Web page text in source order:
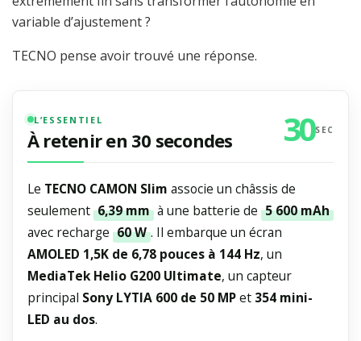
variable d’ajustement ?
TECNO pense avoir trouvé une réponse.
L’ESSENTIEL
À retenir en 30 secondes 30SEC
Le TECNO CAMON Slim associe un châssis de
seulement 6,39 mm à une batterie de 5 600 mAh
avec recharge 60 W . Il embarque un écran
AMOLED 1,5K de 6,78 pouces à 144 Hz, un
MediaTek Helio G200 Ultimate, un capteur
principal Sony LYTIA 600 de 50 MPet 354 mini-
LED au dos.